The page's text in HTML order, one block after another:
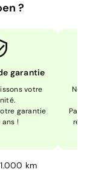
?
garantie
votre
garantie
ans !
Pas
km